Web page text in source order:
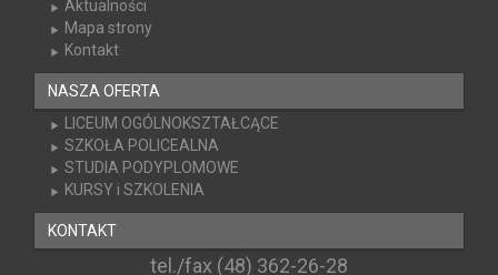
Aktualności
Mapa strony
Kontakt
NASZA OFERTA
LICEUM OGÓLNOKSZTAŁCĄCE
SZKOŁA POLICEALNA
STUDIA PODYPLOMOWE
KURSY i SZKOLENIA
KONTAKT
tel./fax (48) 362-26-28